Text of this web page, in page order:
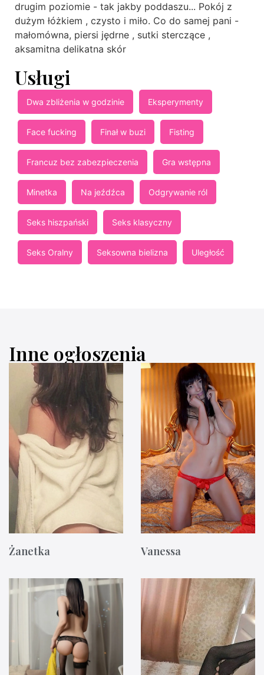
drugim poziomie - tak jakby poddaszu... Pokój z
dużym łóżkiem , czysto i miło. Co do samej pani -
małomówna, piersi jędrne , sutki sterczące ,
aksamitna delikatna skór
Usługi
Dwa zbliżenia w godzinie Eksperymenty
Face fucking Finał w buzi Fisting
Francuz bez zabezpieczenia Gra wstępna
Minetka Na jeźdźca Odgrywanie ról
Seks hiszpański Seks klasyczny
Seks Oralny Seksowna bielizna Uległość
Inne ogłoszenia
Żanetka Vanessa